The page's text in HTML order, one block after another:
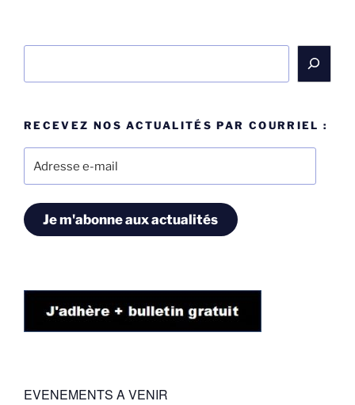
RECEVEZ NOS ACTUALITÉS PAR COURRIEL :
Je m'abonne aux actualités
EVENEMENTS A VENIR